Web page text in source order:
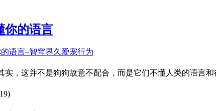
你的语言
实，这并不是狗狗故意不配合，而是它们不懂人类的语言